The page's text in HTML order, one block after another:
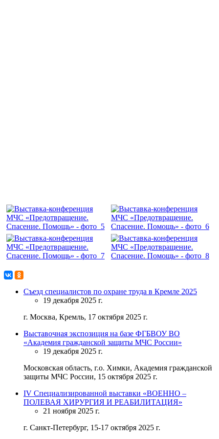
Съезд специалистов по охране труда в Кремле 2025
19 декабря 2025 г.
г. Москва, Кремль, 17 октября 2025 г.
Выставочная экспозиция на базе ФГБВОУ ВО
«Академия гражданской защиты МЧС России»
19 декабря 2025 г.
Московская область, г.о. Химки, Академия гражданской
защиты МЧС России, 15 октября 2025 г.
IV Специализированной выставки «ВОЕННО –
ПОЛЕВАЯ ХИРУРГИЯ И РЕАБИЛИТАЦИЯ»
21 ноября 2025 г.
г. Санкт-Петербург, 15-17 октября 2025 г.